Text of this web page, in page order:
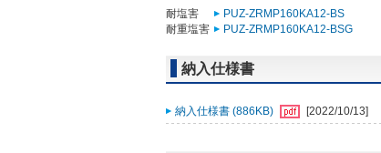
耐塩害
PUZ-ZRMP160KA12-BS
耐重塩害
PUZ-ZRMP160KA12-BSG
納入仕様書
納入仕様書 (886KB) [2022/10/13]